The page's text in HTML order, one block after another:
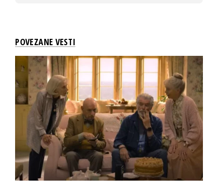
POVEZANE VESTI